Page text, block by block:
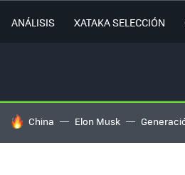
ANÁLISIS XATAKA SELECCIÓN
HOY SE HABLA DE
China Elon Musk